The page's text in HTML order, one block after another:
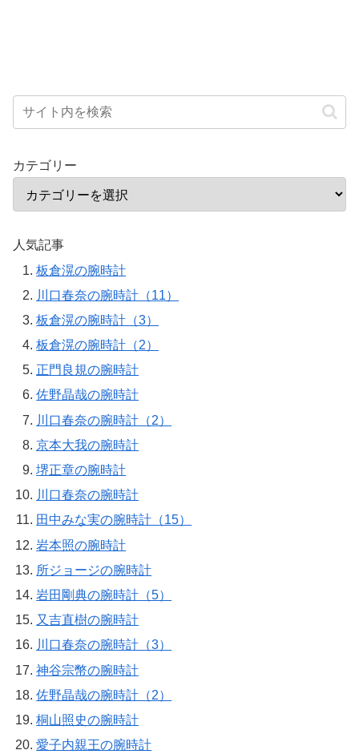
カテゴリー
人気記事
板倉滉の腕時計
川口春奈の腕時計（11）
板倉滉の腕時計（3）
板倉滉の腕時計（2）
正門良規の腕時計
佐野晶哉の腕時計
川口春奈の腕時計（2）
京本大我の腕時計
堺正章の腕時計
川口春奈の腕時計
田中みな実の腕時計（15）
岩本照の腕時計
所ジョージの腕時計
岩田剛典の腕時計（5）
又吉直樹の腕時計
川口春奈の腕時計（3）
神谷宗幣の腕時計
佐野晶哉の腕時計（2）
桐山照史の腕時計
愛子内親王の腕時計